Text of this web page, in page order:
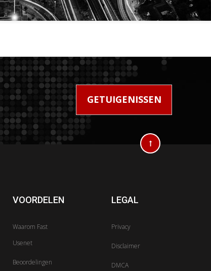
GETUIGENISSEN
VOORDELEN
Waarom Fast
Usenet
Beoordelingen
LEGAL
Privacy
Disclaimer
DMCA